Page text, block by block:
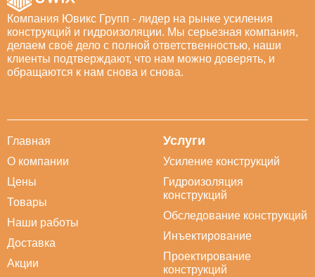
Компания Ювикс Групп - лидер на рынке усиления
конструкций и гидроизоляции. Мы серьезная компания,
делаем своё дело с полной ответственностью, наши
клиенты подтверждают, что нам можно доверять, и
обращаются к нам снова и снова.
Главная
О компании
Цены
Товары
Наши работы
Доставка
Акции
Услуги
Усиление конструкций
Гидроизоляция
конструкций
Обследование конструкций
Инъектирование
Проектирование
конструкций